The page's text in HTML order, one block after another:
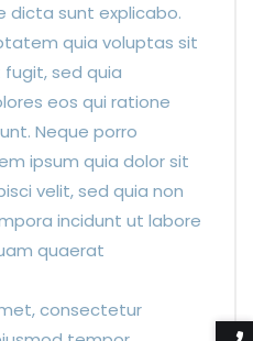
sunt explicabo.
quia voluptas sit
sed quia
eos qui ratione
Neque porro
ipsum quia dolor sit
velit, sed quia non
incidunt ut labore
quaerat
consectetur